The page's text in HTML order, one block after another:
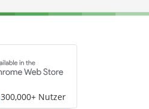
300,000+ Nutzer